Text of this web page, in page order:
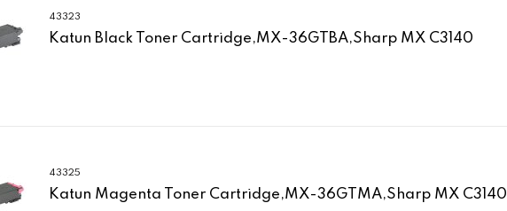
43323
Katun Black Toner Cartridge,MX-36GTBA,Sharp MX C3140
43325
Katun Magenta Toner Cartridge,MX-36GTMA,Sharp MX C3140